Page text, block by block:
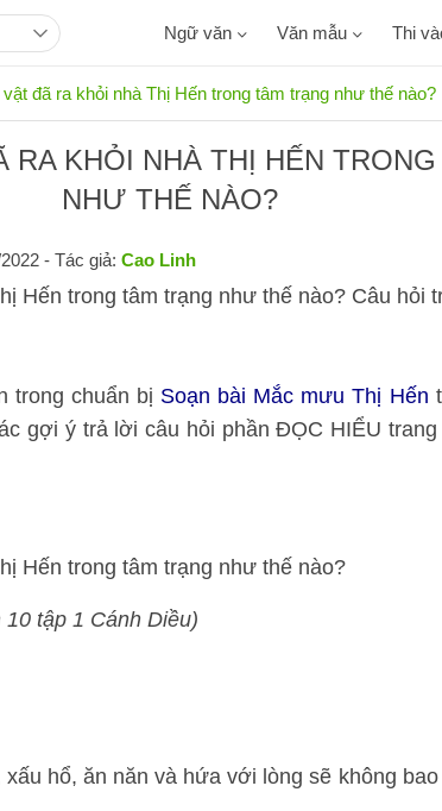
Ngữ văn Văn mẫu Thi
đã ra khỏi nhà Thị Hến trong tâm trạng như thế nào?
RA KHỎI NHÀ THỊ HẾN
NHƯ THẾ NÀO?
- Tác giả: Cao Linh
Hến trong tâm trạng như thế nào? Câu hỏi
trong chuẩn bị Soạn bài Mắc mưu Thị Hến
gợi ý trả lời câu hỏi phần ĐỌC HIỂU
Hến trong tâm trạng như thế nào?
tập 1 Cánh Diều)
hổ, ăn năn và hứa với lòng sẽ không